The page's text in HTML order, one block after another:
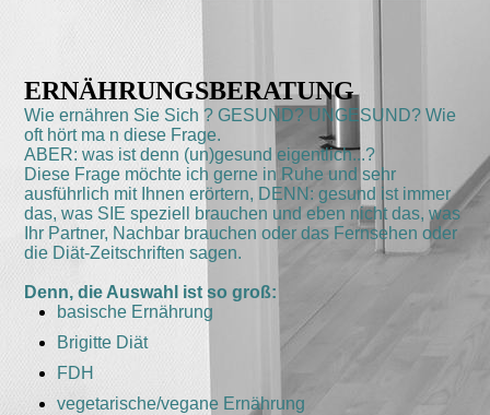
ERNÄHRUNGSBERATUNG
Wie ernähren Sie Sich ? GESUND? UNGESUND? Wie
oft hört ma n diese Frage.
ABER: was ist denn (un)gesund eigentlich...?
Diese Frage möchte ich gerne in Ruhe und sehr
ausführlich mit Ihnen erörtern, DENN: gesund ist immer
das, was SIE speziell brauchen und eben nicht das, was
Ihr Partner, Nachbar brauchen oder das Fernsehen oder
die Diät-Zeitschriften sagen.
Denn, die Auswahl ist so groß:
basische Ernährung
Brigitte Diät
FDH
vegetarische/vegane Ernährung